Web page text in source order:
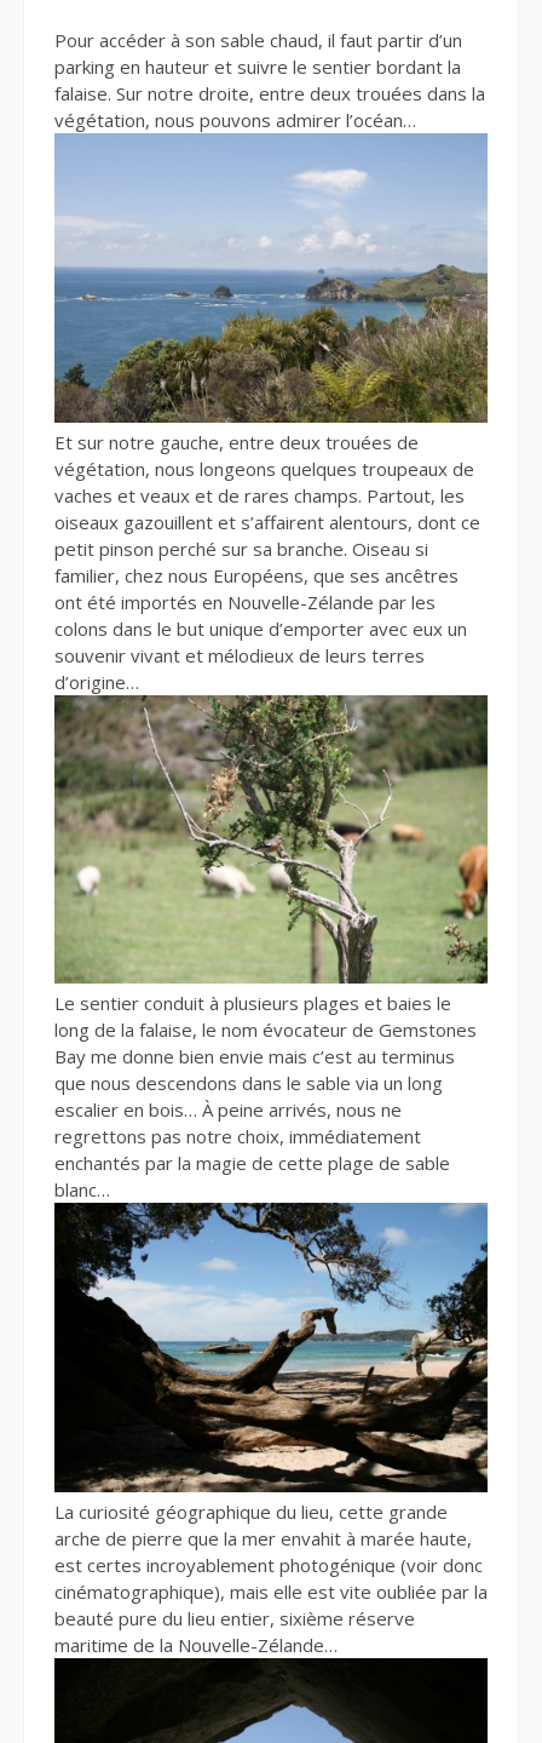
Pour accéder à son sable chaud, il faut partir d’un
parking en hauteur et suivre le sentier bordant la
falaise. Sur notre droite, entre deux trouées dans la
végétation, nous pouvons admirer l’océan…
Et sur notre gauche, entre deux trouées de
végétation, nous longeons quelques troupeaux de
vaches et veaux et de rares champs. Partout, les
oiseaux gazouillent et s’affairent alentours, dont ce
petit pinson perché sur sa branche. Oiseau si
familier, chez nous Européens, que ses ancêtres
ont été importés en Nouvelle-Zélande par les
colons dans le but unique d’emporter avec eux un
souvenir vivant et mélodieux de leurs terres
d’origine…
Le sentier conduit à plusieurs plages et baies le
long de la falaise, le nom évocateur de Gemstones
Bay me donne bien envie mais c’est au terminus
que nous descendons dans le sable via un long
escalier en bois… À peine arrivés, nous ne
regrettons pas notre choix, immédiatement
enchantés par la magie de cette plage de sable
blanc…
La curiosité géographique du lieu, cette grande
arche de pierre que la mer envahit à marée haute,
est certes incroyablement photogénique (voir donc
cinématographique), mais elle est vite oubliée par la
beauté pure du lieu entier, sixième réserve
maritime de la Nouvelle-Zélande…